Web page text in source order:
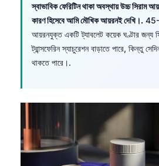
স্বাভাবিক ফেরিটিন থাকা অবস্থায় উচ্চ সিরাম
কারণ হিসেবে আমি মৌখিক আয়রনই দেখি।. 45-
আয়রনযুক্ত একটি ট্যাবলেট কয়েক ঘণ্টার জন্য
ট্রান্সফেরিন স্যাচুরেশন বাড়াতে পারে, কিন্তু
থাকতে পারে।.